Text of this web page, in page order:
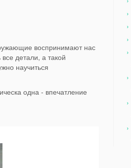
воспринимают нас
детали, а такой
научиться
одна - впечатление